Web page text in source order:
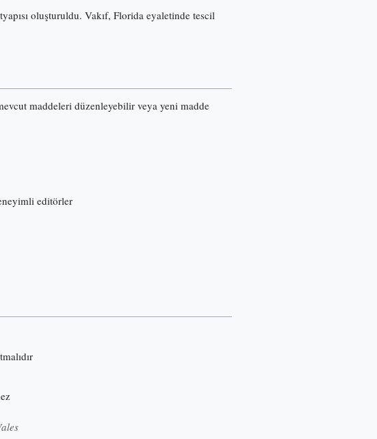
oluşturuldu. Vakıf, Florida eyaletinde tescil
maddeleri düzenleyebilir veya yeni madde
editörler